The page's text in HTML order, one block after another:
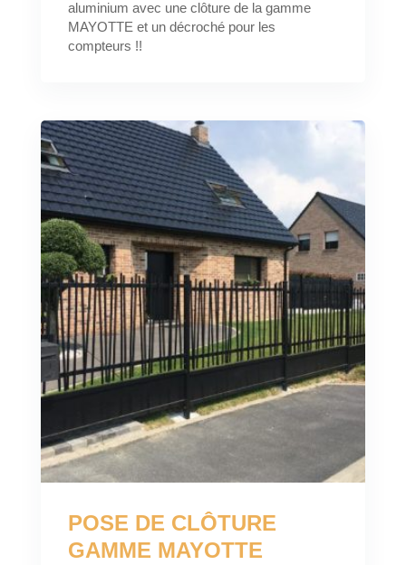
aluminium avec une clôture de la gamme
MAYOTTE et un décroché pour les
compteurs !!
POSE DE CLÔTURE
GAMME MAYOTTE